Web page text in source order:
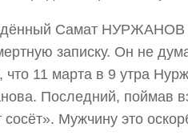
Самат НУРЖАНОВ
записку. Он не
11 марта в 9 утра
Последний, поймав
Мужчину это